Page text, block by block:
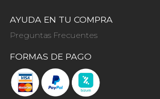
AYUDA EN TU COMPRA
Preguntas Frecuentes
FORMAS DE PAGO